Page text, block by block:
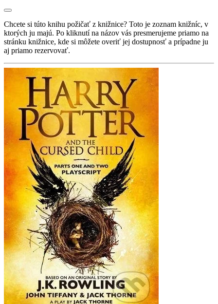
Chcete si túto knihu požičať z knižnice? Toto je zoznam knižníc, v
ktorých ju majú. Po kliknutí na názov vás presmerujeme priamo na
stránku knižnice, kde si môžete overiť jej dostupnosť a prípadne ju
aj priamo rezervovať.